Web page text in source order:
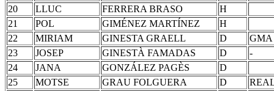
20
LLUC FERRERA BRASO
H
21
POL GIMÉNEZ MARTÍNEZ
H
22
MIRIAM GINESTA GRAELL D
GMA
23
JOSEP GINESTÀ FAMADAS D
-
24
JANA GONZÁLEZ PAGÈS
D
25
MOTSE GRAU FOLGUERA D